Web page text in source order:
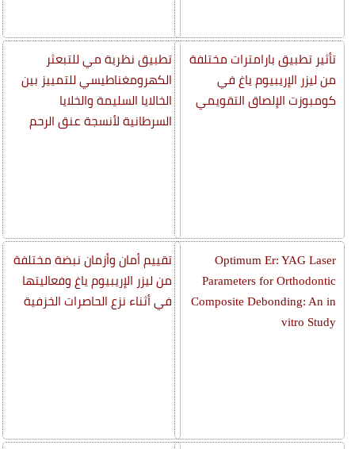
تأثير تطبيق بارامترات مختلفة
من ليزر الإريبيوم ياغ في
كومبوزت الإلصاق التقويمي
Optimum Er: YAG Laser
Parameters for Orthodontic
Composite Debonding: An in
vitro Study
تطبيق نظرية مي للتبعثر
الكهرومغناطيسي للتمييز بين
الخالايا السليمة والخلايا
السرطانية لأنسجة عنق الرحم
تقييم أمان وأزمان نبضة مختلفة
من ليزر الإريبيوم ياغ وفعاليتها
في أثناء نزع الحاصرات الخزفية